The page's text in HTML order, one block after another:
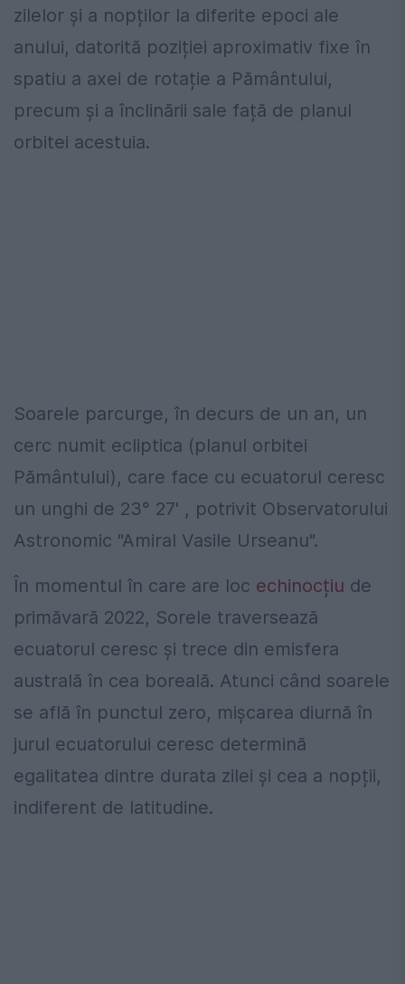
zilelor și a nopților la diferite epoci ale
anului, datorită poziției aproximativ fixe în
spatiu a axei de rotație a Pământului,
precum și a înclinării sale față de planul
orbitei acestuia.
Soarele parcurge, în decurs de un an, un
cerc numit ecliptica (planul orbitei
Pământului), care face cu ecuatorul ceresc
un unghi de 23° 27' , potrivit Observatorului
Astronomic "Amiral Vasile Urseanu".
În momentul în care are loc echinocțiu de
primăvară 2022, Sorele traversează
ecuatorul ceresc și trece din emisfera
australă în cea boreală. Atunci când soarele
se află în punctul zero, mișcarea diurnă în
jurul ecuatorului ceresc determină
egalitatea dintre durata zilei și cea a nopții,
indiferent de latitudine.